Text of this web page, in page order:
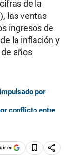
de la
las ventas
ingresos de
la inflación y
años
por
conflicto entre
en